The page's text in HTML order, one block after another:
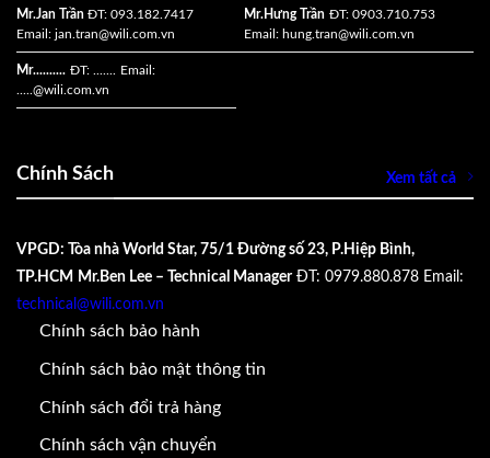
Mr.Jan Trần ĐT: 093.182.7417
Email: jan.tran@wili.com.vn
Mr.Hưng Trần ĐT: 0903.710.753
Email: hung.tran@wili.com.vn
Mr.......... ĐT: ....... Email:
.....@wili.com.vn
Chính Sách Xem tất cả
VPGD: Tòa nhà World Star, 75/1 Đường số 23, P.Hiệp Bình,
TP.HCM Mr.Ben Lee – Technical Manager ĐT: 0979.880.878 Email:
technical@wili.com.vn
Chính sách bảo hành
Chính sách bảo mật thông tin
Chính sách đổi trả hàng
Chính sách vận chuyển